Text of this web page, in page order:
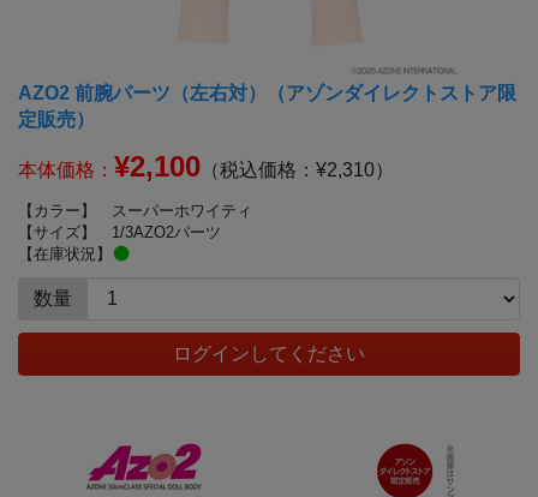
AZO2 前腕パーツ（左右対）（アゾンダイレクトストア限
定販売）
本体価格： ¥2,100 （税込価格：¥2,310）
【カラー】
スーパーホワイティ
【サイズ】
1/3AZO2パーツ
【在庫状況】
数量
ログインしてください